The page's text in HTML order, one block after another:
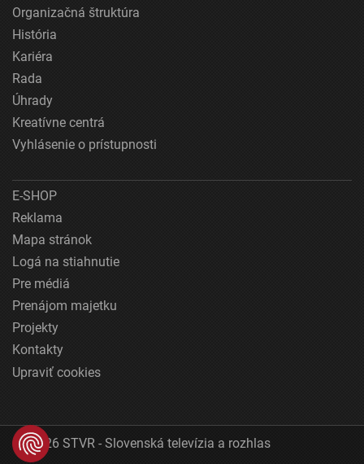
Organizačná štruktúra
História
Kariéra
Rada
Úhrady
Kreatívne centrá
Vyhlásenie o prístupnosti
E-SHOP
Reklama
Mapa stránok
Logá na stiahnutie
Pre médiá
Prenájom majetku
Projekty
Kontakty
Upraviť cookies
© 2026 STVR - Slovenská televízia a rozhlas